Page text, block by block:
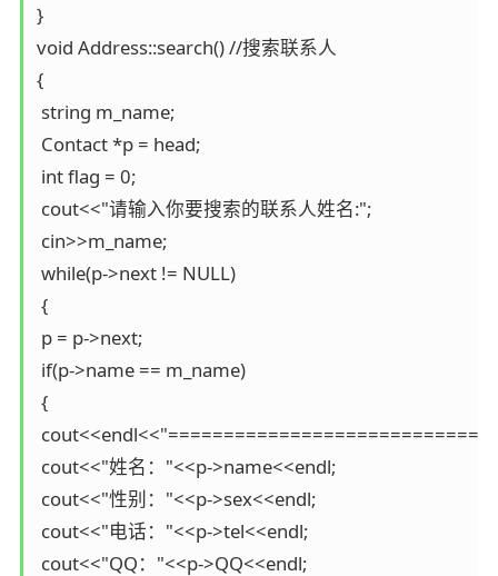
}
void Address::search() //搜索联系人
{
string m_name;
Contact *p = head;
int flag = 0;
cout<<"请输入你要搜索的联系人姓名:";
cin>>m_name;
while(p->next != NULL)
{
p = p->next;
if(p->name == m_name)
{
cout<<"姓名："<<p->name<<endl;
cout<<"性别："<<p->sex<<endl;
cout<<"电话："<<p->tel<<endl;
cout<<"QQ："<<p->QQ<<endl;